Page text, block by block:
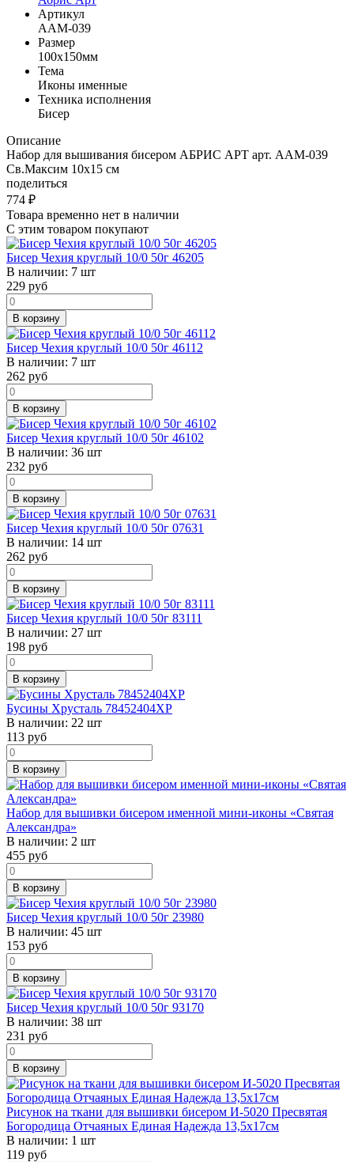
Артикул
AAM-039
Размер
100x150мм
Тема
Иконы именные
Техника исполнения
Бисер
Описание
Набор для вышивания бисером АБРИС АРТ арт. AАМ-039
Св.Максим 10x15 см
поделиться
774 ₽
Товара временно нет в наличии
С этим товаром покупают
Бисер Чехия круглый 10/0 50г 46205
В наличии: 7 шт
229 руб
В корзину
Бисер Чехия круглый 10/0 50г 46112
В наличии: 7 шт
262 руб
В корзину
Бисер Чехия круглый 10/0 50г 46102
В наличии: 36 шт
232 руб
В корзину
Бисер Чехия круглый 10/0 50г 07631
В наличии: 14 шт
262 руб
В корзину
Бисер Чехия круглый 10/0 50г 83111
В наличии: 27 шт
198 руб
В корзину
Бусины Хрусталь 78452404ХР
В наличии: 22 шт
113 руб
В корзину
Набор для вышивки бисером именной мини-иконы «Святая
Александра»
В наличии: 2 шт
455 руб
В корзину
Бисер Чехия круглый 10/0 50г 23980
В наличии: 45 шт
153 руб
В корзину
Бисер Чехия круглый 10/0 50г 93170
В наличии: 38 шт
231 руб
В корзину
Рисунок на ткани для вышивки бисером И-5020 Пресвятая
Богородица Отчаяных Единая Надежда 13,5х17см
В наличии: 1 шт
119 руб